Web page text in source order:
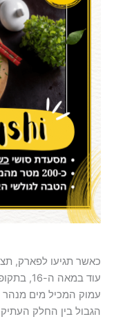
כאשר תגיעו לפארק,
עוד
עמוק המכיל מים
הגבול בין החלק